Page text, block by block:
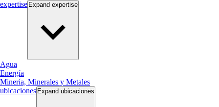
expertise Expand expertise
Agua
Energía
Minería, Minerales y Metales
ubicaciones Expand ubicaciones